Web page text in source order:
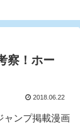
察！ホー
2018.06.22
ャンプ掲載漫画